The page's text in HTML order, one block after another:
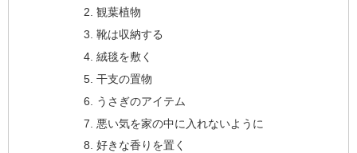
観葉植物
靴は収納する
絨毯を敷く
干支の置物
うさぎのアイテム
悪い気を家の中に入れないように
好きな香りを置く